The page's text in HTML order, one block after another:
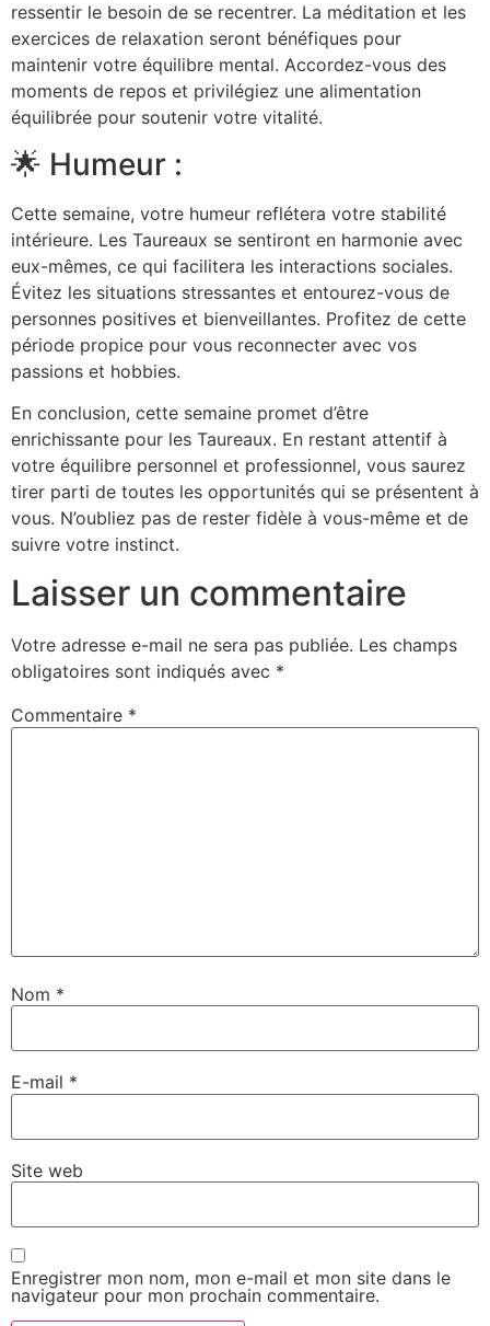
ressentir le besoin de se recentrer. La méditation et les
exercices de relaxation seront bénéfiques pour
maintenir votre équilibre mental. Accordez-vous des
moments de repos et privilégiez une alimentation
équilibrée pour soutenir votre vitalité.
🌟 Humeur :
Cette semaine, votre humeur reflétera votre stabilité
intérieure. Les Taureaux se sentiront en harmonie avec
eux-mêmes, ce qui facilitera les interactions sociales.
Évitez les situations stressantes et entourez-vous de
personnes positives et bienveillantes. Profitez de cette
période propice pour vous reconnecter avec vos
passions et hobbies.
En conclusion, cette semaine promet d’être
enrichissante pour les Taureaux. En restant attentif à
votre équilibre personnel et professionnel, vous saurez
tirer parti de toutes les opportunités qui se présentent à
vous. N’oubliez pas de rester fidèle à vous-même et de
suivre votre instinct.
Laisser un commentaire
Votre adresse e-mail ne sera pas publiée. Les champs
obligatoires sont indiqués avec *
Commentaire *
Nom *
E-mail *
Site web
Enregistrer mon nom, mon e-mail et mon site dans le
navigateur pour mon prochain commentaire.